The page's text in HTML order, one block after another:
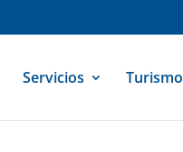
Servicios Turismo